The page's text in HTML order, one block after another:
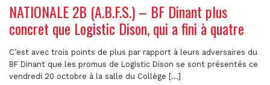
NATIONALE 2B (A.B.F.S.) – BF Dinant plus
concret que Logistic Dison, qui a fini à quatre
C’est avec trois points de plus par rapport à leurs adversaires du
BF Dinant que les promus de Logistic Dison se sont présentés ce
vendredi 20 octobre à la salle du Collège [...]